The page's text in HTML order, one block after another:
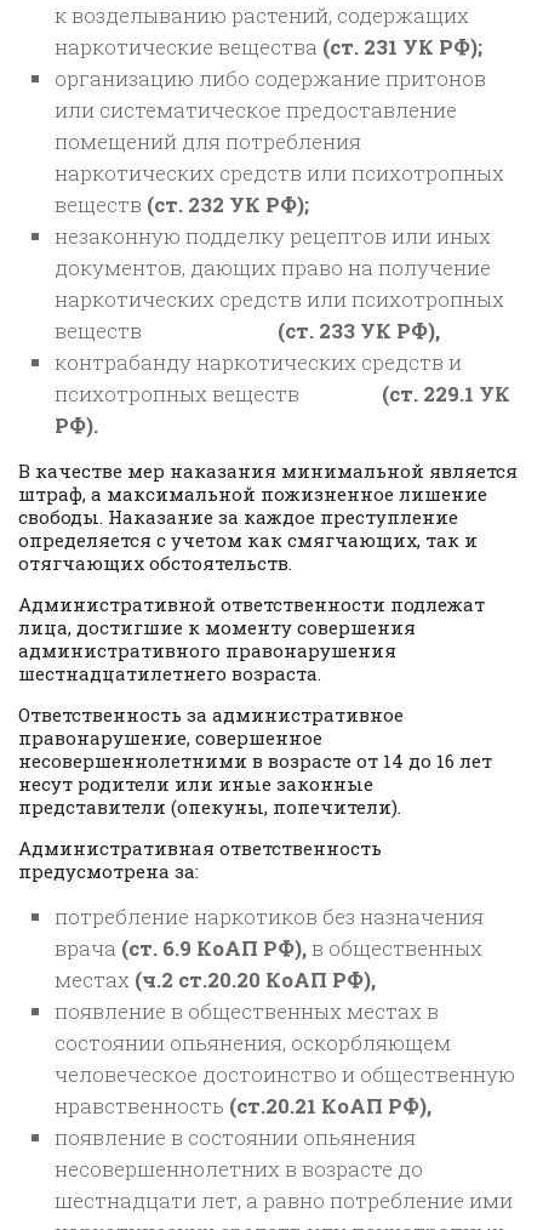
к возделыванию растений, содержащих
наркотические вещества (ст. 231 УК РФ);
организацию либо содержание притонов
или систематическое предоставление
помещений для потребления
наркотических средств или психотропных
веществ (ст. 232 УК РФ);
незаконную подделку рецептов или иных
документов, дающих право на получение
наркотических средств или психотропных
веществ (ст. 233 УК РФ),
контрабанду наркотических средств и
психотропных веществ (ст. 229.1 УК
РФ).
В качестве мер наказания минимальной является
штраф, а максимальной пожизненное лишение
свободы. Наказание за каждое преступление
определяется с учетом как смягчающих, так и
отягчающих обстоятельств.
Административной ответственности подлежат
лица, достигшие к моменту совершения
административного правонарушения
шестнадцатилетнего возраста.
Ответственность за административное
правонарушение, совершенное
несовершеннолетними в возрасте от 14 до 16 лет
несут родители или иные законные
представители (опекуны, попечители).
Административная ответственность
предусмотрена за:
потребление наркотиков без назначения
врача (ст. 6.9 КоАП РФ),в общественных
местах (ч.2 ст.20.20 КоАП РФ),
появление в общественных местах в
состоянии опьянения, оскорбляющем
человеческое достоинство и общественную
нравственность (ст.20.21 КоАП РФ),
появление в состоянии опьянения
несовершеннолетних в возрасте до
шестнадцати лет, а равно потребление ими